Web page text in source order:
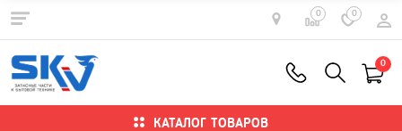
0 0
0
КАТАЛОГ ТОВАРОВ